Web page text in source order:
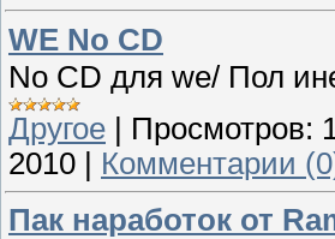
WE No CD
No CD для we/ Пол
Другое | Просмотров:
2010 | Комментарии
Пак наработок от